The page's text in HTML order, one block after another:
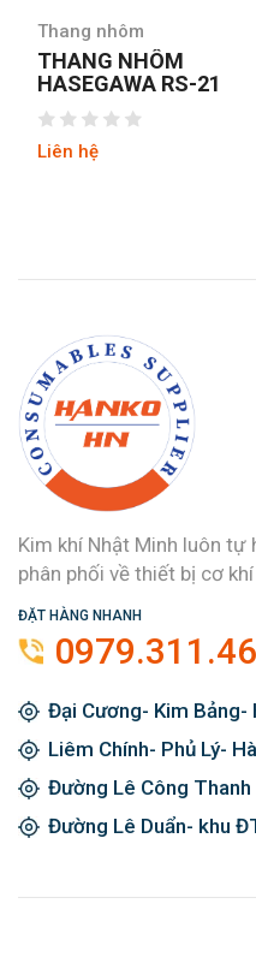
Thang nhôm
THANG NHÔM
HASEGAWA RS-21
Liên hệ
Kim khí Nhật Minh luôn
phân phối về thiết bị cơ
ĐẶT HÀNG NHANH
Đại Cương- Kim Bảng-
Liêm Chính- Phủ Lý-
Đường Lê Công
Đường Lê Duẩn- khu